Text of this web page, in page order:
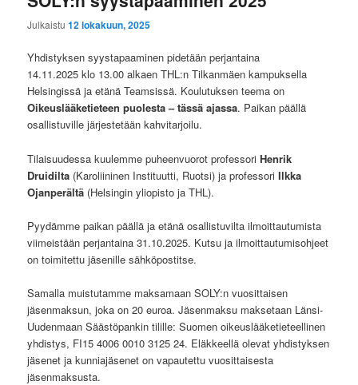
Julkaistu12 lokakuun, 2025
Yhdistyksen syystapaaminen pidetään perjantaina
14.11.2025 klo 13.00 alkaen THL:n Tilkanmäen kampuksella
Helsingissä ja etänä Teamsissä. Koulutuksen teema on
Oikeuslääketieteen puolesta – tässä ajassa. Paikan päällä
osallistuville järjestetään kahvitarjoilu.
Tilaisuudessa kuulemme puheenvuorot professoriHenrik
Druidilta (Karoliininen Instituutti, Ruotsi) ja professoriIlkka
Ojanperältä (Helsingin yliopisto ja THL).
Pyydämme paikan päällä ja etänä osallistuvilta ilmoittautumista
viimeistään perjantaina 31.10.2025. Kutsu ja ilmoittautumisohjeet
on toimitettu jäsenille sähköpostitse.
Samalla muistutamme maksamaan SOLY:n vuosittaisen
jäsenmaksun, joka on 20 euroa. Jäsenmaksu maksetaan Länsi-
Uudenmaan Säästöpankin tilille: Suomen oikeuslääketieteellinen
yhdistys, FI15 4006 0010 3125 24. Eläkkeellä olevat yhdistyksen
jäsenet ja kunniajäsenet on vapautettu vuosittaisesta
jäsenmaksusta.